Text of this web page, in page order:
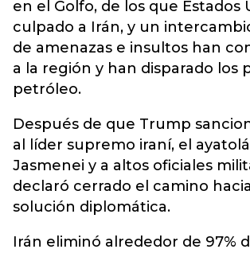
en el Golfo, de los que Estados
culpado a Irán, y un
de amenazas e insultos han
a la región y han disparado los
petróleo.
Después de que Trump
al líder supremo iraní, el
Jasmenei y a altos oficiales
declaró cerrado el camino
solución diplomática.
Irán eliminó alrededor de 97%